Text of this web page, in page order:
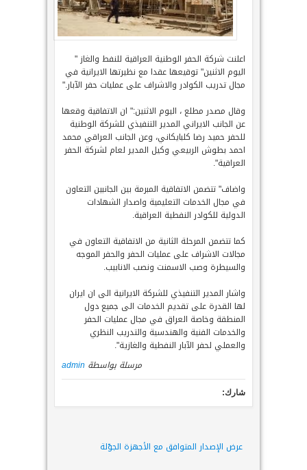
اعلنت شركة الحفر الوطنية العراقية للنفط والغاز "
اليوم الاثنين" توقيعها عقدا مع نظيرتها الايرانية في
مجال تدريب الكوادر والاشراف على عمليات حفر الآبار."
وقال مصدر مطلع ، اليوم الاثنين:" ان الاتفاقية وقعها
عن الجانب الايراني المدير التنفيذي للشركة الوطنية
للحفر حميد رضا كلبايكاني، وعن الجانب العراقي محمد
احمد بطوش الربيعي وكيل المدير لعام لشركة الحفر
العراقية".
واضاف" تتضمن الاتفاقية المبرمة بين الجانبين التعاون
في مجال الخدمات التعليمية واصدار الشهادات
الدولية للكوادر النفطية العراقية.
كما تتضمن المرحلة الثانية من الاتفاقية التعاون في
مجالات الاشراف على عمليات الحفر والحفر الموجه
والسيطرة وصب الاسمنت ونصب الانابيب.
واشار المدير التنفيذي للشركة الايرانية الى ان ايران
لها القدرة على تقديم الخدمات الى جميع دول
المنطقة وخاصة العراق في مجال عمليات الحفر
والخدمات الفنية والهندسية والتدريب النظري
والعملي لحفر الآبار النفطية والغازية".
مرسلة بواسطة admin
شارك:
عرض الإصدار المتوافق مع الأجهزة الجوّلة